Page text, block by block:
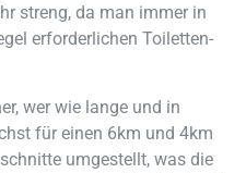
streng, da man immer in
erforderlichen Toiletten-
wer wie lange und in
für einen 6km und 4km
umgestellt, was die